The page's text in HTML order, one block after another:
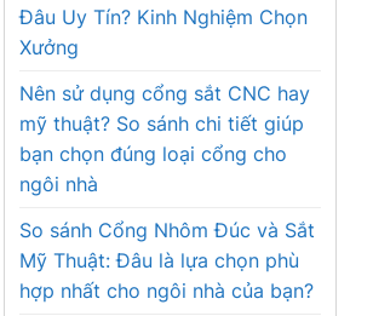
Đâu Uy Tín? Kinh Nghiệm Chọn
Xưởng
Nên sử dụng cổng sắt CNC hay
mỹ thuật? So sánh chi tiết giúp
bạn chọn đúng loại cổng cho
ngôi nhà
So sánh Cổng Nhôm Đúc và Sắt
Mỹ Thuật: Đâu là lựa chọn phù
hợp nhất cho ngôi nhà của bạn?